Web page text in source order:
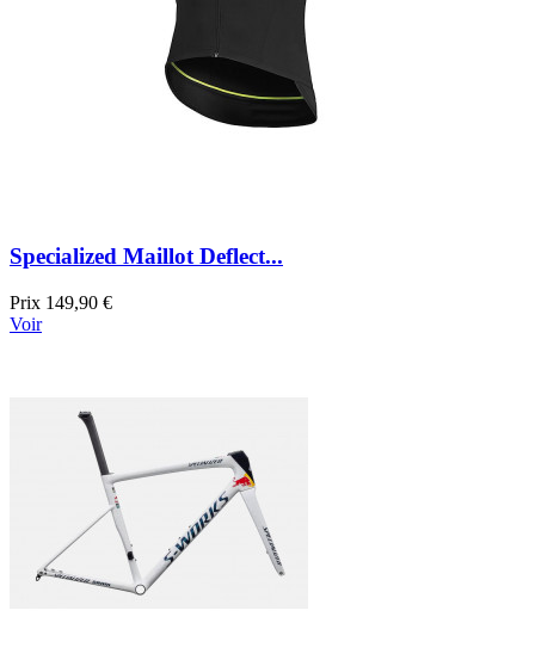
Specialized Maillot Deflect...
Prix 149,90 €
Voir